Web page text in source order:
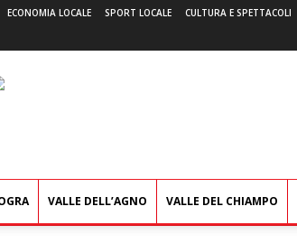
ECONOMIA LOCALE SPORT LOCALE CULTURA E SPETTACOLI
VALLE DELL’AGNO VALLE DEL CHIAMPO